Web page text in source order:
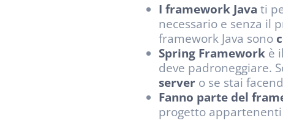
I framework Java ti
necessario e senza il
framework Java sono
Spring Framework è
deve padroneggiare.
server o se stai
Fanno parte del
progetto